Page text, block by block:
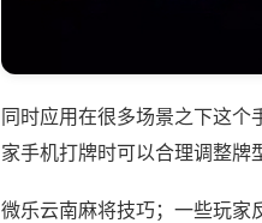
同时应用在很多场景之下这个
家手机打牌时可以合理调整牌
微乐云南麻将技巧；一些玩家